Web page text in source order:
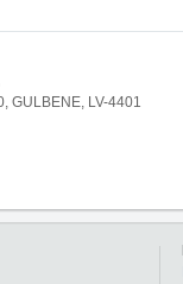
GULBENE, LV-4401